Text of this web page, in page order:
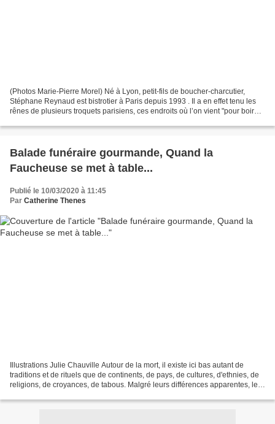
(Photos Marie-Pierre Morel) Né à Lyon, petit-fils de boucher-charcutier,
Stéphane Reynaud est bistrotier à Paris depuis 1993 . Il a en effet tenu les
rênes de plusieurs troquets parisiens, ces endroits où l’on vient "pour boire,
Balade funéraire gourmande, Quand la
Faucheuse se met à table...
Publié le 10/03/2020 à 11:45
Par Catherine Thenes
Illustrations Julie Chauville Autour de la mort, il existe ici bas autant de
traditions et de rituels que de continents, de pays, de cultures, d'ethnies, de
religions, de croyances, de tabous. Malgré leurs différences apparentes, les